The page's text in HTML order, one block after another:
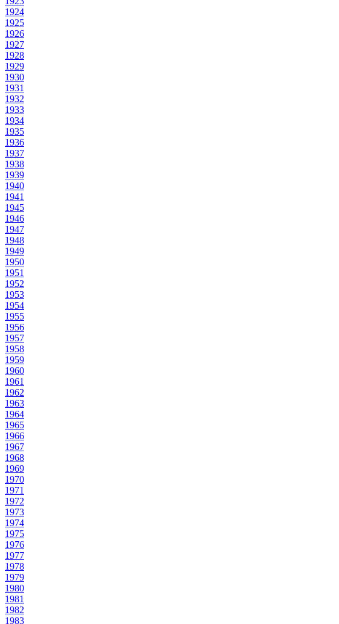
1924
1925
1926
1927
1928
1929
1930
1931
1932
1933
1934
1935
1936
1937
1938
1939
1940
1941
1945
1946
1947
1948
1949
1950
1951
1952
1953
1954
1955
1956
1957
1958
1959
1960
1961
1962
1963
1964
1965
1966
1967
1968
1969
1970
1971
1972
1973
1974
1975
1976
1977
1978
1979
1980
1981
1982
1983